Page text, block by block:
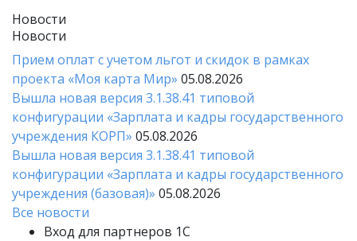
Новости
Новости
Прием оплат с учетом льгот и скидок в рамках
проекта «Моя карта Мир» 05.08.2026
Вышла новая версия 3.1.38.41 типовой
конфигурации «Зарплата и кадры государственного
учреждения КОРП» 05.08.2026
Вышла новая версия 3.1.38.41 типовой
конфигурации «Зарплата и кадры государственного
учреждения (базовая)» 05.08.2026
Все новости
Вход для партнеров 1С